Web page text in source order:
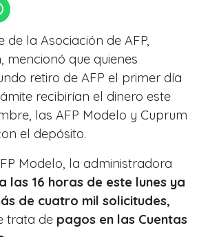
de la Asociación de AFP,
mencionó que quienes
retiro de AFP el primer día
recibirían el dinero este
las AFP Modelo y Cuprum
el depósito.
Modelo, la administradora
las 16 horas de este lunes ya
de cuatro mil solicitudes,
trata de pagos en las Cuentas